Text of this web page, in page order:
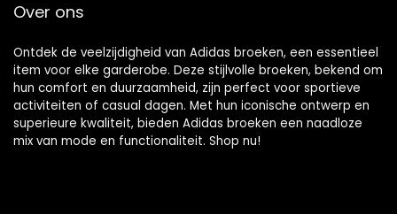
Over ons
Ontdek de veelzijdigheid van Adidas broeken, een essentieel
item voor elke garderobe. Deze stijlvolle broeken, bekend om
hun comfort en duurzaamheid, zijn perfect voor sportieve
activiteiten of casual dagen. Met hun iconische ontwerp en
superieure kwaliteit, bieden Adidas broeken een naadloze
mix van mode en functionaliteit. Shop nu!